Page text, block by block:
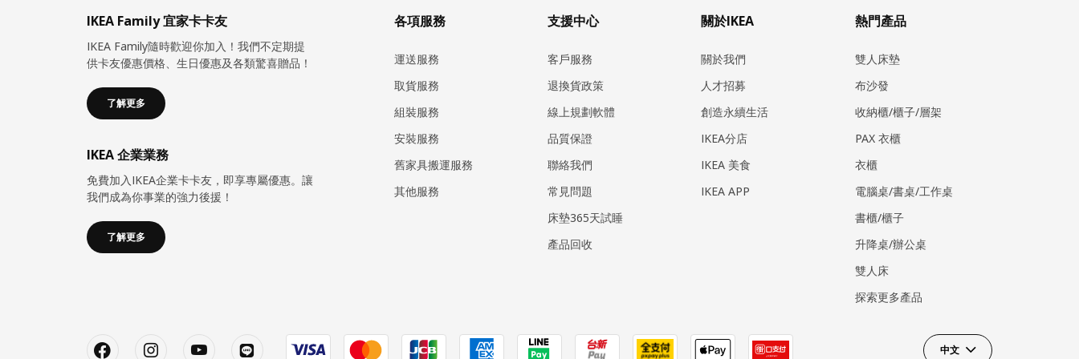
IKEA Family 宜家卡卡友
IKEA Family隨時歡迎你加入！我們不定期提
供卡友優惠價格、生日優惠及各類驚喜贈品！
了解更多
IKEA 企業業務
免費加入IKEA企業卡卡友，即享專屬優惠。讓
我們成為你事業的強力後援！
了解更多
各項服務
運送服務
取貨服務
組裝服務
安裝服務
​舊家具搬運服務
其他服務
支援中心
客戶服務
退換貨政策
線上規劃軟體
品質保證
聯絡我們
常見問題
床墊365天試睡
產品回收
關於IKEA
關於我們
人才招募
創造永續生活
IKEA分店
IKEA 美食
IKEA APP
熱門產品
雙人床墊
布沙發
收納櫃/櫃子/層架
PAX 衣櫃
衣櫃
電腦桌/書桌/工作桌
書櫃/櫃子
升降桌/辦公桌
雙人床
探索更多產品
中文